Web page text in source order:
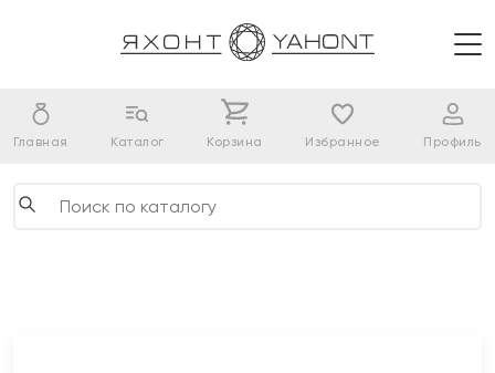
Главная Каталог Корзина Избранное Профиль